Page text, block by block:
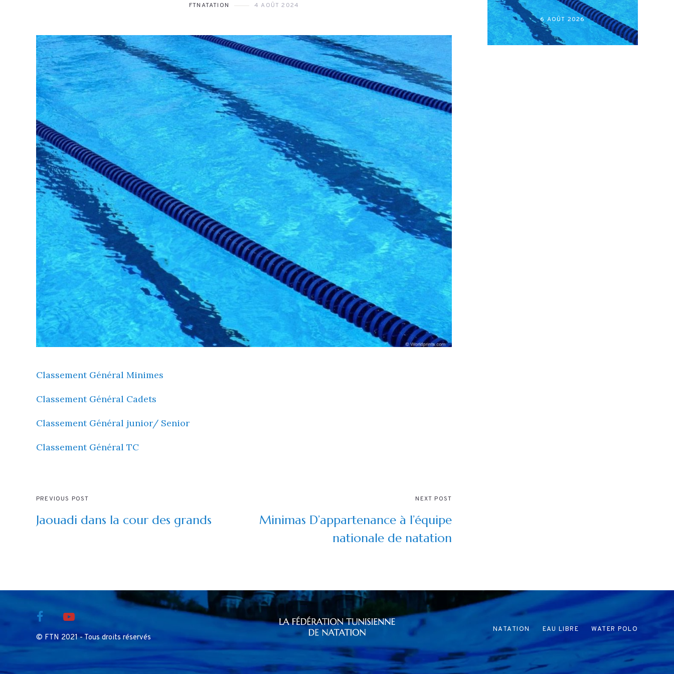
FTNATATION 4 AOÛT 2024
Classement Général Minimes
Classement Général Cadets
Classement Général junior/ Senior
Classement Général TC
PREVIOUS POST
Jaouadi dans la cour des grands
NEXT POST
Minimas D’appartenance à l’équipe
nationale de natation
27 JUILLET 2026
أكابر)
27 JUILLET 2026
© FTN 2021 - Tous droits réservés
NATATION EAU LIBRE WATER POLO